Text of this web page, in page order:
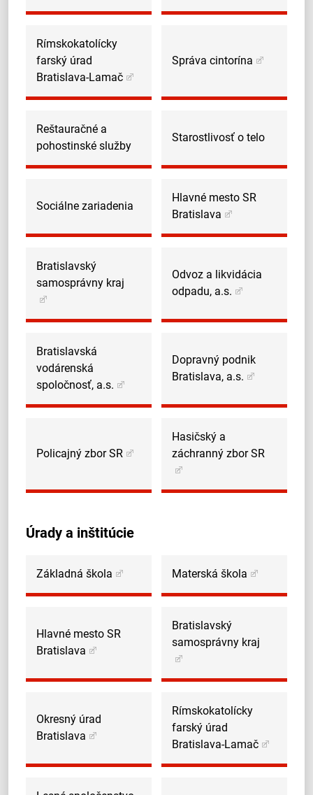
Rímskokatolícky
farský úrad
Bratislava-Lamač
Správa cintorína
Reštauračné a
pohostinské služby
Starostlivosť o telo
Sociálne zariadenia
Hlavné mesto SR
Bratislava
Bratislavský
samosprávny kraj
Odvoz a likvidácia
odpadu, a.s.
Bratislavská
vodárenská
spoločnosť, a.s.
Dopravný podnik
Bratislava, a.s.
Policajný zbor SR
Hasičský a
záchranný zbor SR
Úrady a inštitúcie
Základná škola Materská škola
Hlavné mesto SR
Bratislava
Bratislavský
samosprávny kraj
Okresný úrad
Bratislava
Rímskokatolícky
farský úrad
Bratislava-Lamač